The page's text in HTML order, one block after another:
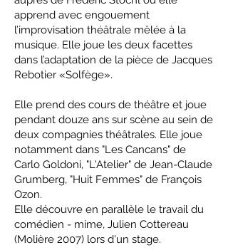
apprend avec engouement
l’improvisation théâtrale mêlée à la
musique. Elle joue les deux facettes
dans l’adaptation de la pièce de Jacques
Rebotier «Solfège».
Elle prend des cours de théâtre et joue
pendant douze ans sur scène au sein de
deux compagnies théâtrales. Elle joue
notamment dans "Les Cancans" de
Carlo Goldoni, "L'Atelier" de Jean-Claude
Grumberg, "Huit Femmes" de François
Ozon.
Elle découvre en parallèle le travail du
comédien - mime, Julien Cottereau
(Molière 2007) lors d'un stage.